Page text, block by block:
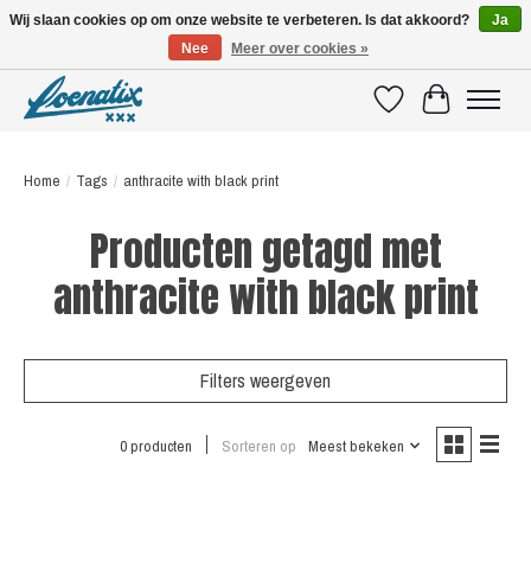
VerlanglijstWinkelwagen
Home / Tags / anthracite with black print
Producten getagd met
anthracite with black print
Filters weergeven
0 producten Sorteren op Meest bekeken
Wij slaan cookies op om onze website te verbeteren. Is dat akkoord?
Ja
Nee
Meer over cookies »